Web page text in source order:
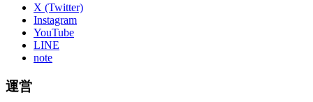
X (Twitter)
Instagram
YouTube
LINE
note
運営